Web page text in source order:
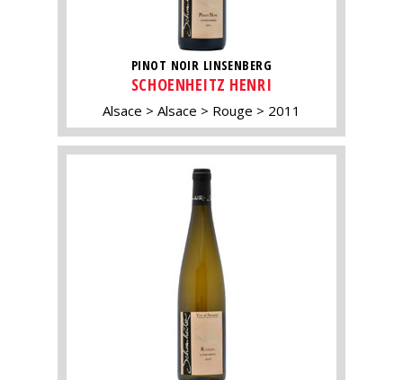
PINOT NOIR LINSENBERG
SCHOENHEITZ HENRI
Alsace Alsace Rouge 2011